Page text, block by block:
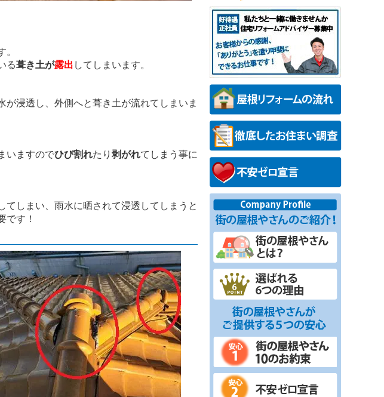
。
る葺き土が露出 してしまいます。
浸透し、外側へと葺き土が流れてしまいま
いますのでひび割れたり 剥がれてしまう事に
しまい、雨水に晒されて浸透してしまうと
です！